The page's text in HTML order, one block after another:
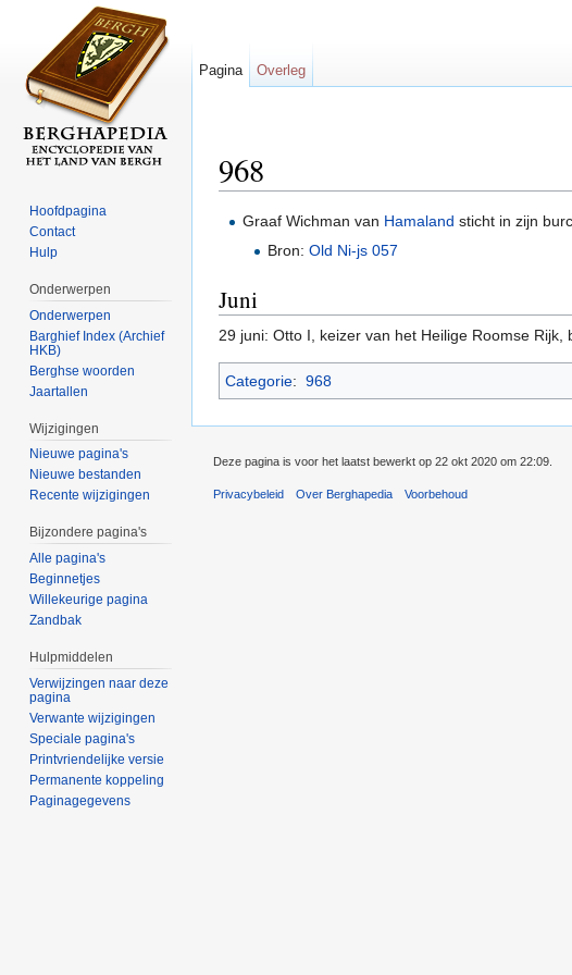
968
Graaf Wichman van Hamaland sticht in zijn
Bron: Old Ni-js 057
Juni
29 juni: Otto I, keizer van het Heilige Roomse
Categorie: 968
Pagina Overleg
Hoofdpagina
Contact
Hulp
Onderwerpen
Onderwerpen
Barghief Index (Archief
HKB)
Berghse woorden
Jaartallen
Wijzigingen
Nieuwe pagina's
Nieuwe bestanden
Recente wijzigingen
Bijzondere pagina's
Alle pagina's
Beginnetjes
Willekeurige pagina
Zandbak
Hulpmiddelen
Verwijzingen naar deze
pagina
Verwante wijzigingen
Speciale pagina's
Printvriendelijke versie
Permanente koppeling
Paginagegevens
Deze pagina is voor het laatst bewerkt op 22 okt 2020 om 22:09.
Privacybeleid Over Berghapedia Voorbehoud